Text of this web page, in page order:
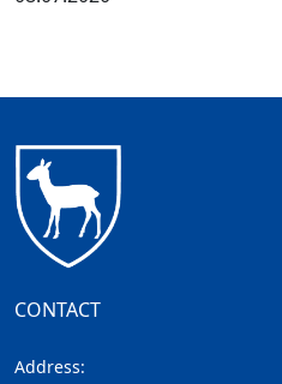
CONTACT
Address: